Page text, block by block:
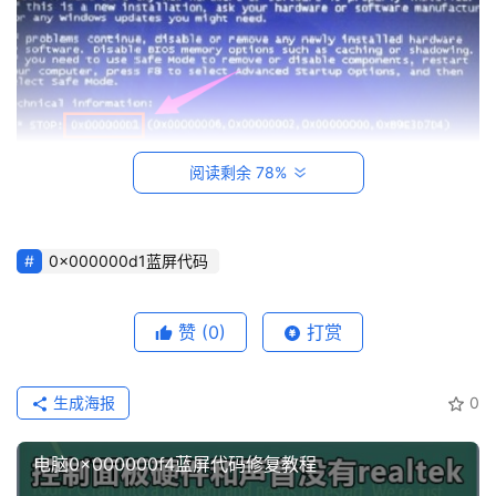
知
识
数
工
具
热
游
攻
略
蓝屏代码电脑图解1
方法一：
1、内存质量不高或者接触不良或者老化。
3、系统遭病毒破坏某些硬件配置文件被更改。
4、有几个软件冲突。
阅读剩余 78%
0x000000d1蓝屏代码
赞 (0) 打赏
0
生成海报
电脑0x000000f4蓝屏代码修复教程